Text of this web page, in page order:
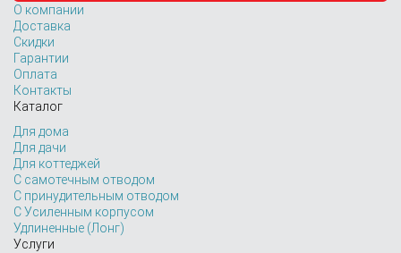
О компании
Доставка
Скидки
Гарантии
Оплата
Контакты
Каталог
Для дома
Для дачи
Для коттеджей
С самотечным отводом
С принудительным отводом
С Усиленным корпусом
Удлиненные (Лонг)
Услуги